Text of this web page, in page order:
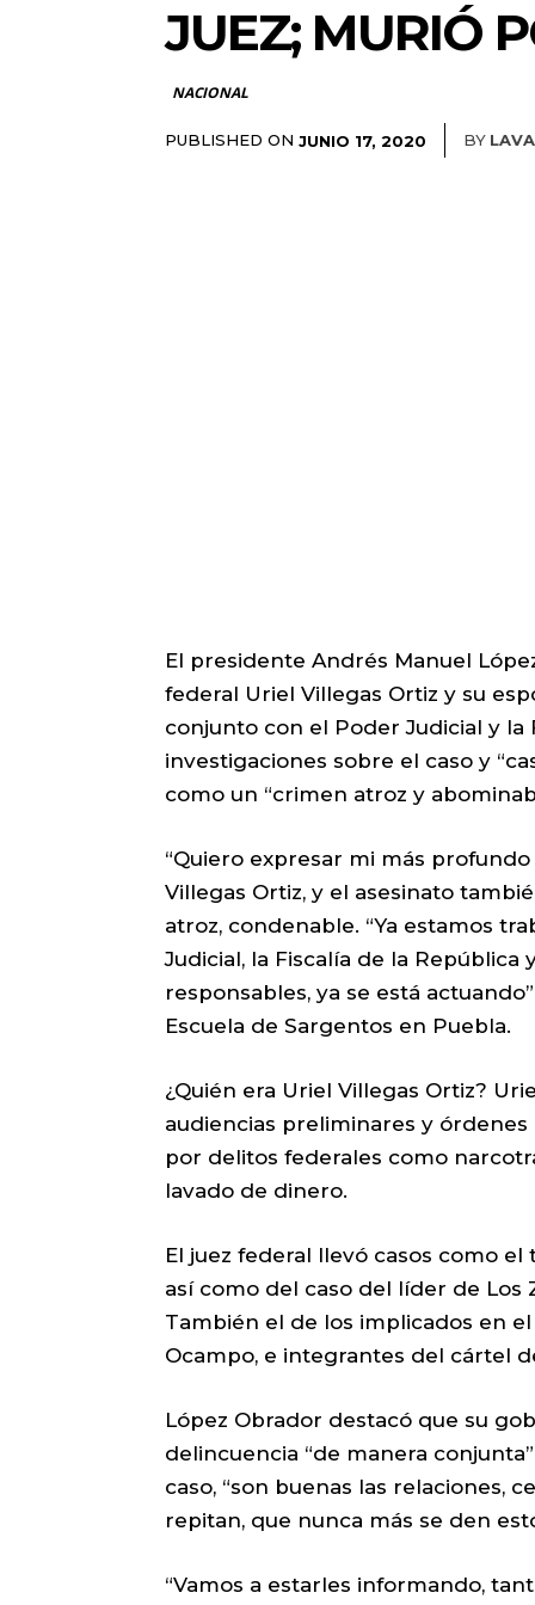
JUEZ; MURIÓ
NACIONAL
PUBLISHED ON JUNIO 17, 2020 BY
El presidente Andrés Manuel
federal Uriel Villegas Ortiz y su
conjunto con el Poder Judicial y la
investigaciones sobre el caso y
como un “crimen atroz y
“Quiero expresar mi más
Villegas Ortiz, y el asesinato
atroz, condenable. “Ya estamos
Judicial, la Fiscalía de la
responsables, ya se está
Escuela de Sargentos en Puebla.
¿Quién era Uriel Villegas Ortiz?
audiencias preliminares y
por delitos federales como
lavado de dinero.
El juez federal llevó casos como
así como del caso del líder de Los
También el de los implicados en
Ocampo, e integrantes del cártel
López Obrador destacó que su
delincuencia “de manera
caso, “son buenas las relaciones,
repitan, que nunca más se den
“Vamos a estarles informando,